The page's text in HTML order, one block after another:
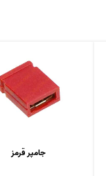
جامپر قرمز